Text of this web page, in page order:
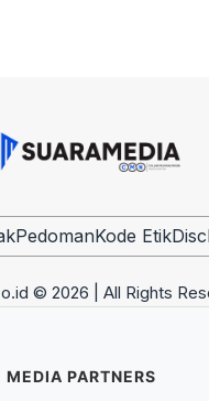
PedomanKode Etik
© 2026 | All Rights
MEDIA PARTNERS